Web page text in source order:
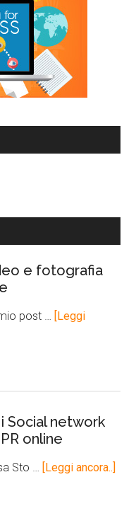
e fotografia
post …
[Leggi
Social network
online
Sto … [Leggi ancora..]